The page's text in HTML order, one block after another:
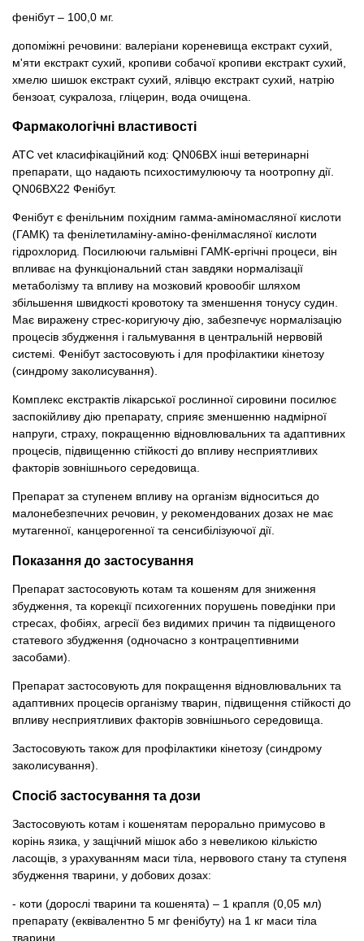
фенібут – 100,0 мг.
допоміжні речовини: валеріани кореневища екстракт сухий,
м'яти екстракт сухий, кропиви собачої кропиви екстракт сухий,
хмелю шишок екстракт сухий, ялівцю екстракт сухий, натрію
бензоат, сукралоза, гліцерин, вода очищена.
Фармакологічні властивості
АТС vet класифікаційний код: QN06BX інші ветеринарні
препарати, що надають психостимулюючу та ноотропну дії.
QN06BX22 Фенібут.
Фенібут є фенільним похідним гамма-аміномасляної кислоти
(ГАМК) та фенілетиламіну-аміно-фенілмасляної кислоти
гідрохлорид. Посилюючи гальмівні ГАМК-ергічні процеси, він
впливає на функціональний стан завдяки нормалізації
метаболізму та впливу на мозковий кровообіг шляхом
збільшення швидкості кровотоку та зменшення тонусу судин.
Має виражену стрес-коригуючу дію, забезпечує нормалізацію
процесів збудження і гальмування в центральній нервовій
системі. Фенібут застосовують і для профілактики кінетозу
(синдрому заколисування).
Комплекс екстрактів лікарської рослинної сировини посилює
заспокійливу дію препарату, сприяє зменшенню надмірної
напруги, страху, покращенню відновлювальних та адаптивних
процесів, підвищенню стійкості до впливу несприятливих
факторів зовнішнього середовища.
Препарат за ступенем впливу на організм відноситься до
малонебезпечних речовин, у рекомендованих дозах не має
мутагенної, канцерогенної та сенсибілізуючої дії.
Показання до застосування
Препарат застосовують котам та кошеням для зниження
збудження, та корекції психогенних порушень поведінки при
стресах, фобіях, агресії без видимих ​​причин та підвищеного
статевого збудження (одночасно з контрацептивними
засобами).
Препарат застосовують для покращення відновлювальних та
адаптивних процесів організму тварин, підвищення стійкості до
впливу несприятливих факторів зовнішнього середовища.
Застосовують також для профілактики кінетозу (синдрому
заколисування).
Спосіб застосування та дози
Застосовують котам і кошенятам перорально примусово в
корінь язика, у защічний мішок або з невеликою кількістю
ласощів, з урахуванням маси тіла, нервового стану та ступеня
збудження тварини, у добових дозах:
- коти (дорослі тварини та кошенята) – 1 крапля (0,05 мл)
препарату (еквівалентно 5 мг фенібуту) на 1 кг маси тіла
тварини.
Хозряд - господарчі товари оптом
Популярні зоотоварі
Архів / Знято з виробництва